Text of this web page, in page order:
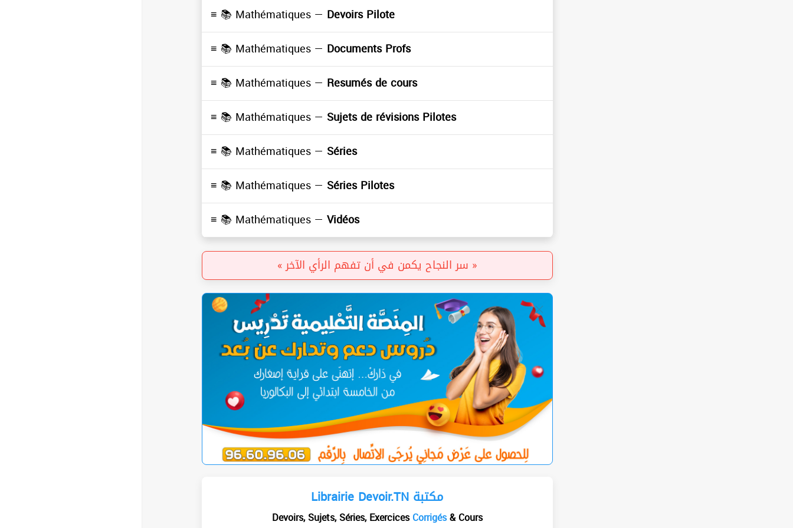
≡ 📚 Mathématiques — Devoirs Pilote
≡ 📚 Mathématiques — Documents Profs
≡ 📚 Mathématiques — Resumés de cours
≡ 📚 Mathématiques — Sujets de révisions Pilotes
≡ 📚 Mathématiques — Séries
≡ 📚 Mathématiques — Séries Pilotes
≡ 📚 Mathématiques — Vidéos
« سر النجاح يكمن في أن تفهم الرأي الآخر »
Librairie Devoir.TN مكتبة
Devoirs, Sujets, Séries, ExercicesCorrigés& Cours